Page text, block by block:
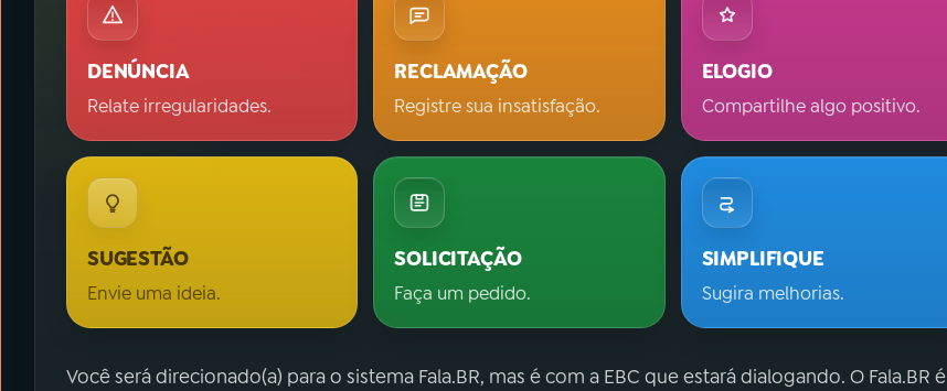
DENÚNCIA
Relate irregularidades.
RECLAMAÇÃO
Registre sua insatisfação.
ELOGIO
Compartilhe algo positivo.
SUGESTÃO
Envie uma ideia.
SOLICITAÇÃO
Faça um pedido.
SIMPLIFIQUE
Sugira melhorias.
Você será direcionado(a) para o sistema Fala.BR, mas é com a EBC que estará dialogando. O Fala.BR é